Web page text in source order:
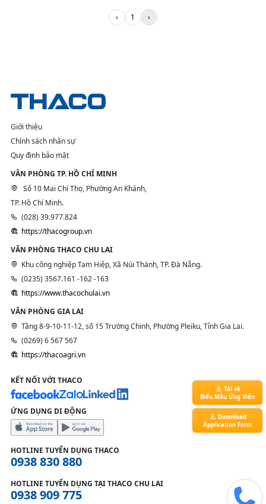
‹ 1 ›
Giới thiệu
Chính sách nhân sự
Quy định bảo mật
VĂN PHÒNG TP. HỒ CHÍ MINH
Số 10 Mai Chí Thọ, Phường An Khánh,
TP. Hồ Chí Minh.
(028) 39.977.824
https://thacogroup.vn
VĂN PHÒNG THACO CHU LAI
Khu công nghiệp Tam Hiệp, Xã Núi Thành, TP. Đà Nẵng.
(0235) 3567.161 -162 -163
https://www.thacochulai.vn
VĂN PHÒNG GIA LAI
Tầng 8-9-10-11-12, số 15 Trường Chinh, Phường Pleiku, Tỉnh Gia Lai.
(0269) 6 567 567
https://thacoagri.vn
KẾT NỐI VỚI THACO
ỨNG DỤNG DI ĐỘNG
HOTLINE TUYỂN DỤNG THACO
0938 830 880
HOTLINE TUYỂN DỤNG TẠI THACO CHU LAI
0938 909 775
Tải về
Biểu Mẫu Ứng Viên
Download
Application Form